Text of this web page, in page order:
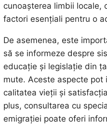
cunoașterea limbii locale,
factori esențiali pentru o
De asemenea, este
să se informeze despre
educație și legislație din
mute. Aceste aspecte
calitatea vieții și
plus, consultarea cu
emigrației poate oferi